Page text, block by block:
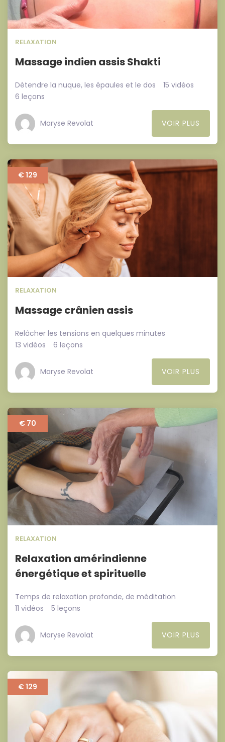
RELAXATION
Massage indien assis Shakti
Détendre la nuque, les épaules et le dos
15 vidéos
6 leçons
Maryse Revolat VOIR PLUS
€ 129
RELAXATION
Massage crânien assis
Relâcher les tensions en quelques minutes
13 vidéos
6 leçons
Maryse Revolat VOIR PLUS
€ 70
RELAXATION
Relaxation amérindienne
énergétique et spirituelle
Temps de relaxation profonde, de méditation
11 vidéos
5 leçons
Maryse Revolat VOIR PLUS
€ 129